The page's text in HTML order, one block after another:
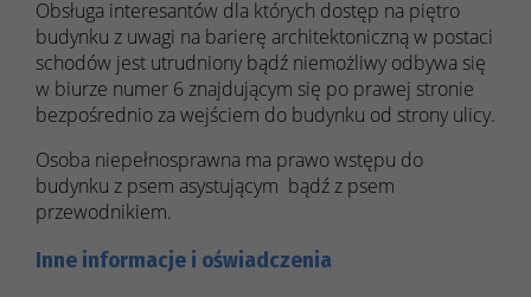
Obsługa interesantów dla których dostęp na piętro
budynku z uwagi na barierę architektoniczną w postaci
schodów jest utrudniony bądź niemożliwy odbywa się
w biurze numer 6 znajdującym się po prawej stronie
bezpośrednio za wejściem do budynku od strony ulicy.
Osoba niepełnosprawna ma prawo wstępu do
budynku z psem asystującym bądź z psem
przewodnikiem.
Inne informacje i oświadczenia